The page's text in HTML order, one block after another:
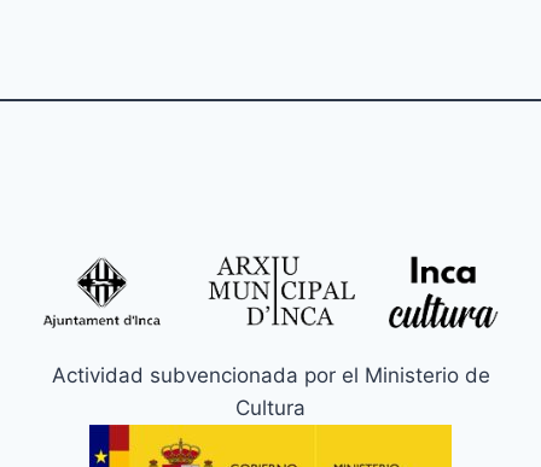
Actividad subvencionada por el Ministerio de
Cultura